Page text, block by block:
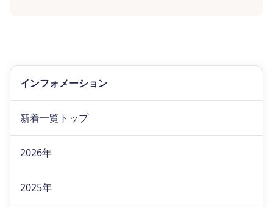
インフォメーション
新着一覧トップ
2026年
2025年